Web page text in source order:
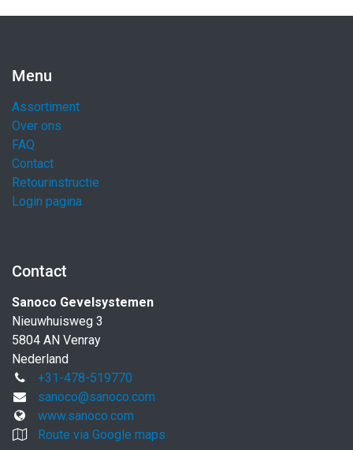
Menu
Assortiment
Over ons
FAQ
Contact
Retourinstructie
Login pagina
Contact
Sanoco Gevelsystemen
Nieuwhuisweg 3
5804 AN Venray
Nederland
+31-478-519770
sanoco@sanoco.com
www.sanoco.com
Route via Google maps